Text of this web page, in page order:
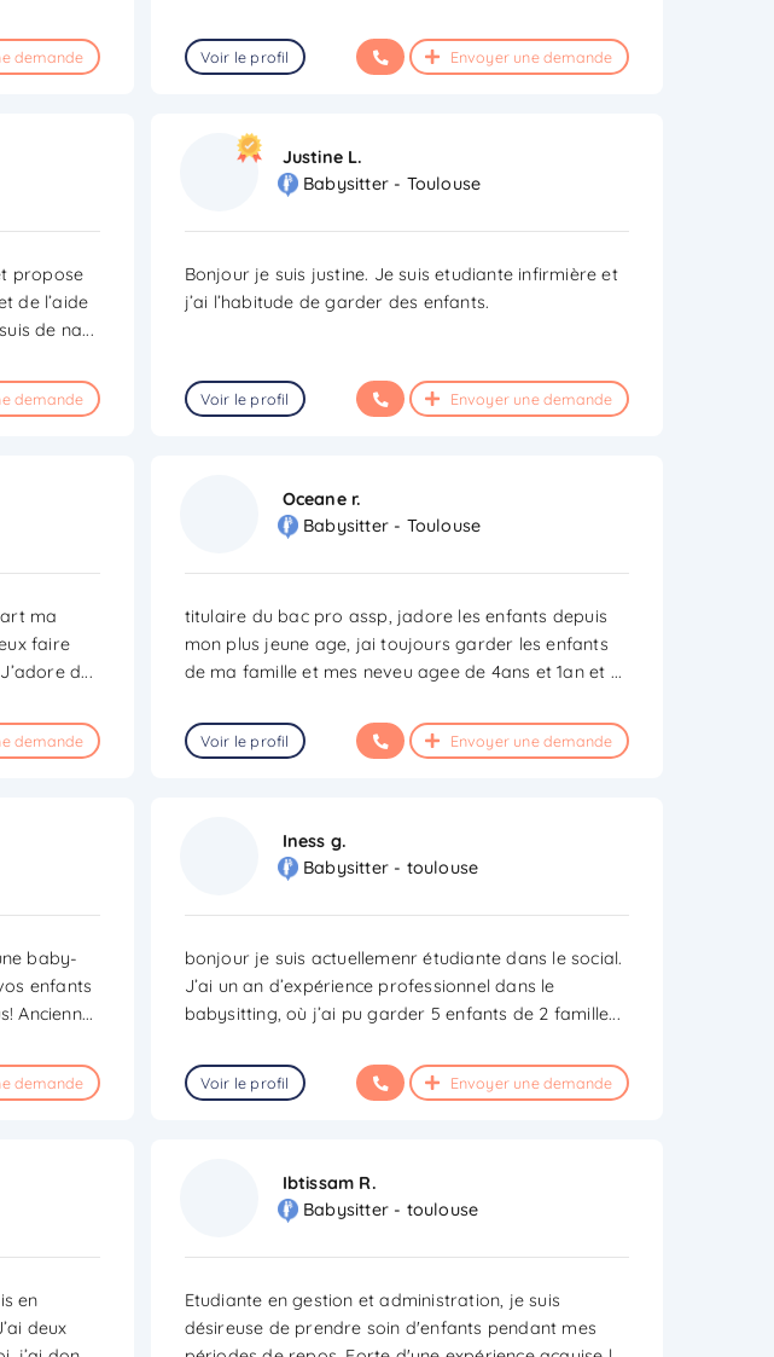
demande Voir le profil Envoyer une demande
propose
de l’aide
de na...
demande
Justine L.
Babysitter - Toulouse
Bonjour je suis justine. Je suis etudiante infirmière et
j’ai l’habitude de garder des enfants.
Voir le profil Envoyer une demande
ma
faire
d...
demande
Oceane r.
Babysitter - Toulouse
titulaire du bac pro assp, jadore les enfants depuis
mon plus jeune age, jai toujours garder les enfants
de ma famille et mes neveu agee de 4ans et 1an et ...
Voir le profil Envoyer une demande
baby-
enfants
Ancienn...
demande
Iness g.
Babysitter - toulouse
bonjour je suis actuellemenr étudiante dans le social.
J’ai un an d’expérience professionnel dans le
babysitting, où j’ai pu garder 5 enfants de 2 famille...
Voir le profil Envoyer une demande
en
deux
Ibtissam R.
Babysitter - toulouse
Etudiante en gestion et administration, je suis
désireuse de prendre soin d'enfants pendant mes